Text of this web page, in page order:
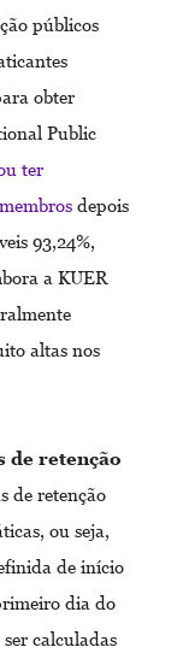
públicos
obter
Public
ter
depois
93,24%,
a KUER
altas nos
de retenção
de retenção
ou seja,
de início
dia do
calculadas